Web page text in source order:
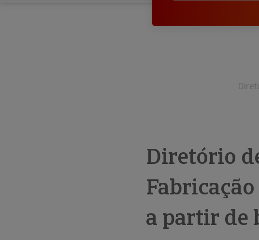
Diretório
a partir de